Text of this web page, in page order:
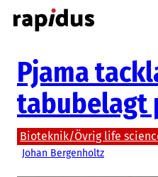
Hoppa
till
Pjama
tabubelagt
Bioteknik/Övrig life
Johan Bergenholtz